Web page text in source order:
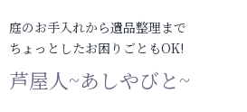
庭のお手入れから遺品整理まで
ちょっとしたお困りごともOK!
芦屋人~あしやびと~